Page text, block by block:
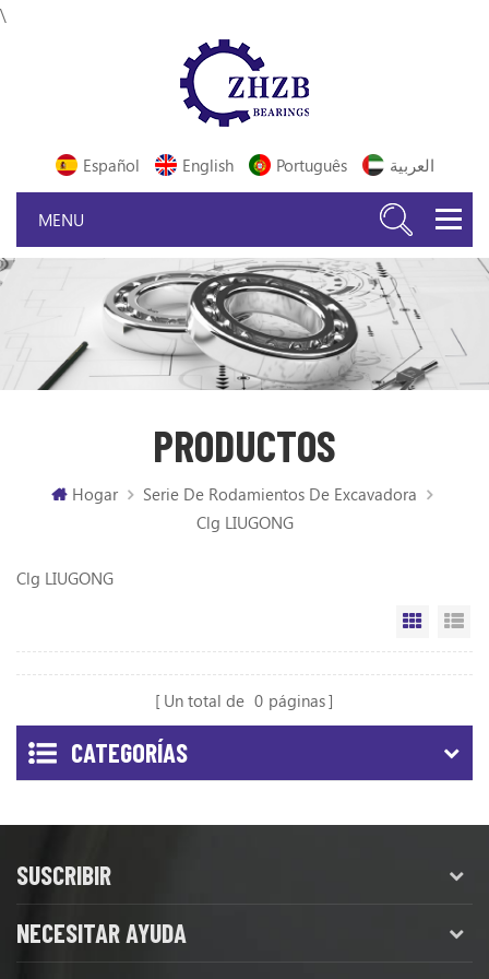
\
Español English Português العربية
PRODUCTOS
Hogar
Serie De Rodamientos De Excavadora
Clg LIUGONG
Clg LIUGONG
Vista
Un total de 0 páginas
CATEGORÍAS
SUSCRIBIR
NECESITAR AYUDA